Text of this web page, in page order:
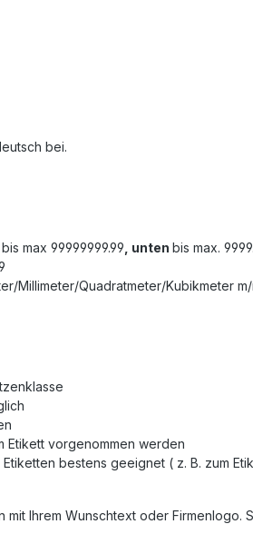
bei.
max 99999999.99 , unten bis max.
Quadratmeter/Kubikmeter m/
Etikett vorgenommen werden
bestens geeignet ( z. B. zum
Ihrem Wunschtext oder